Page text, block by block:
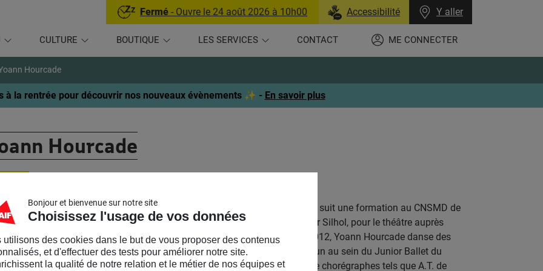
Fermé - Ouvre le 24 août 2026 à 10h00 Accessibilité Y aller
CULTURE BOUTIQUE LES SERVICES CONTACT ME CONNECTER
Hourcade
à la rentrée pour découvrir nos nouveaux évènements ✨ - En savoir plus
Hourcade
avoir commencé la danse à l’île de la Réunion avec Sandrine Chaoulli, il suit une formation au CNSMD de
où il cultive son penchant pour le contact-improvisation auprès de Didier Silhol, pour le théâtre auprès
Barthélémy et pour la composition auprès de Christine Gérard. En 2012, Yoann Hourcade danse des
de A. Preljocaj, H. Sheshter et participe à une création de Thomas Lebrun au sein du Junior Ballet du
À travers différents stages et masterclass, il aborde le travail de chorégraphes tels que A.T. de
Bonjour et bienvenue sur notre site
Choisissez l'usage de vos données
utilisons des cookies dans le but de vous proposer des contenus
et d'effectuer des tests pour améliorer notre site.
la qualité de notre relation et le métier de nos équipes et